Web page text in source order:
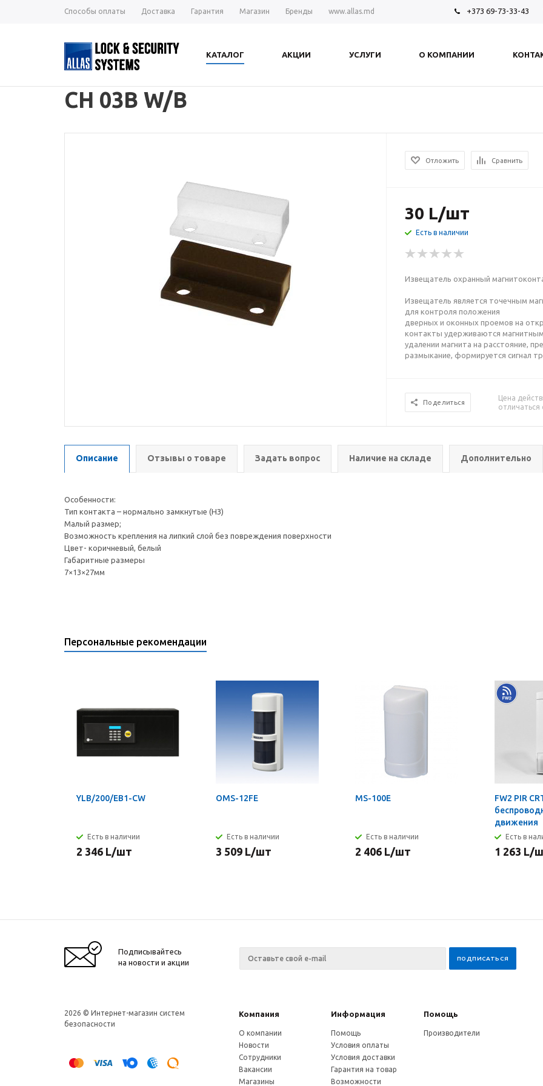
Способы оплаты Доставка Гарантия Магазин Бренды www.allas.md +373 69-73-33-43
КАТАЛОГ АКЦИИ УСЛУГИ О КОМПАНИИ
CH 03B W/B
Отложить Сравнить
30 L/шт
Есть в наличии
Извещатель охранный
Извещатель является точечным
для контроля положения
дверных и оконных проемов на
контакты удерживаются
удалении магнита на расстояние,
размыкание, формируется сигнал
Поделиться
Цена
отличаться
Описание Отзывы о товаре Задать вопрос Наличие на складе Дополнительно
Особенности:
Тип контакта – нормально замкнутые (НЗ)
Малый размер;
Возможность крепления на липкий слой без повреждения поверхности
Цвет- коричневый, белый
Габаритные размеры
7×13×27мм
Персональные рекомендации
YLB/200/EB1-CW
Есть в наличии
2 346 L/шт
OMS-12FE
Есть в наличии
3 509 L/шт
MS-100E
Есть в наличии
2 406 L/шт
FW2 PIR
движения
Есть в
1 263 L/
Подписывайтесь
на новости и акции
2026 © Интернет-магазин систем
безопасности
Компания Информация Помощь
О компании
Новости
Сотрудники
Вакансии
Магазины
Помощь
Условия оплаты
Условия доставки
Гарантия на товар
Возможности
Производители